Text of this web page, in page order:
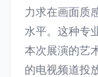
力求在画面质
水平。这种专
本次展演的艺
的电视频道投